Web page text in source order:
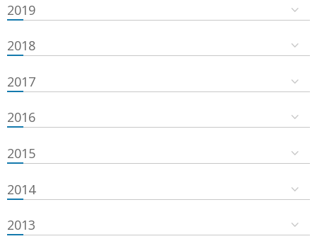
2019
2018
2017
2016
2015
2014
2013